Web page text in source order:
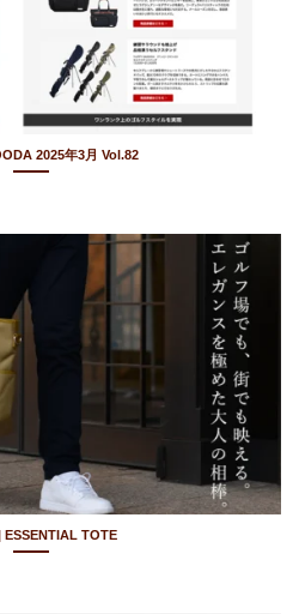
2025年3月 Vol.82
ESSENTIAL TOTE